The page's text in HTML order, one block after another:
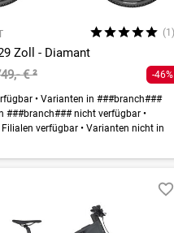
Zoll - Diamant
€² -46%
•Varianten in ###branch###
###branch### nicht verfügbar •
verfügbar •Varianten nicht in